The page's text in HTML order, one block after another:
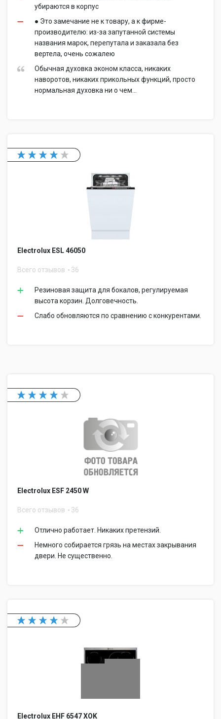
убираются в корпус
● Это замечание не к товару, а к фирме-
производителю: из-за запутанной системы
названия марок, перепутала и заказала без
вертела, очень сожалею
Обычная духовка эконом класса, никаких
наворотов, никаких прикольных функций, просто
нормальная духовка ни о чем...
Electrolux ESL 46050
Всего отзывов 36
Резиновая защита для бокалов, регулируемая
высота корзин. Долговечность.
Слабо обновляются по сравнению с конкурентами.
Electrolux ESF 2450 W
Всего отзывов 36
Отлично работает. Никаких претензий.
Немного собирается грязь на местах закрывания
двери. Не существенно.
Electrolux EHF 6547 XOK